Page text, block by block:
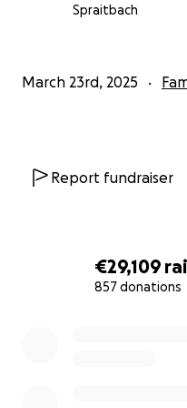
€29,109
857 donations
Schmerz Hoffnung gibt.
spenden könnt, dann
so viele Menschen wie
Spraitbach
March 23rd, 2025
Report fundraiser